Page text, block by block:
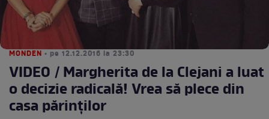
MONDEN • pe 12.12.2016 la 23:30
VIDEO / Margherita de la Clejani a luat
o decizie radicală! Vrea să plece din
casa părinţilor